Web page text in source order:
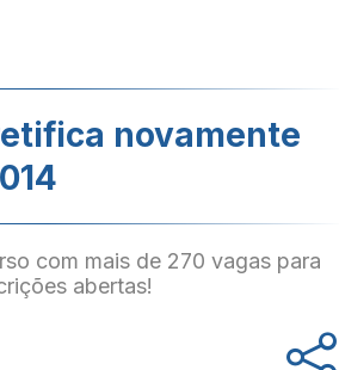
novamente
com mais de 270 vagas para
abertas!